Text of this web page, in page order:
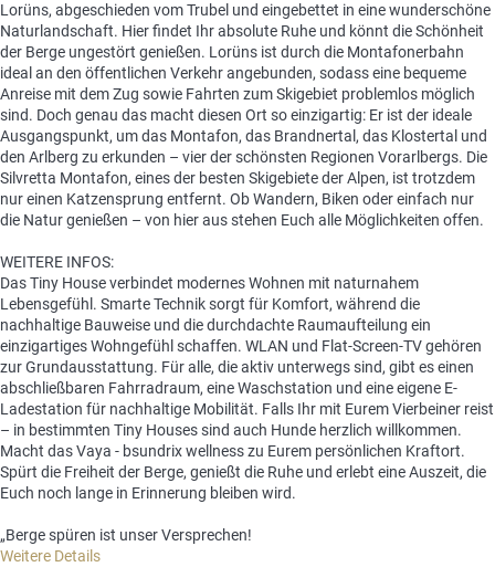
Lorüns, abgeschieden vom Trubel und eingebettet in eine wunderschöne
Naturlandschaft. Hier findet Ihr absolute Ruhe und könnt die Schönheit
der Berge ungestört genießen. Lorüns ist durch die Montafonerbahn
ideal an den öffentlichen Verkehr angebunden, sodass eine bequeme
Anreise mit dem Zug sowie Fahrten zum Skigebiet problemlos möglich
sind. Doch genau das macht diesen Ort so einzigartig: Er ist der ideale
Ausgangspunkt, um das Montafon, das Brandnertal, das Klostertal und
den Arlberg zu erkunden – vier der schönsten Regionen Vorarlbergs. Die
Silvretta Montafon, eines der besten Skigebiete der Alpen, ist trotzdem
nur einen Katzensprung entfernt. Ob Wandern, Biken oder einfach nur
die Natur genießen – von hier aus stehen Euch alle Möglichkeiten offen.
WEITERE INFOS:
Das Tiny House verbindet modernes Wohnen mit naturnahem
Lebensgefühl. Smarte Technik sorgt für Komfort, während die
nachhaltige Bauweise und die durchdachte Raumaufteilung ein
einzigartiges Wohngefühl schaffen. WLAN und Flat-Screen-TV gehören
zur Grundausstattung. Für alle, die aktiv unterwegs sind, gibt es einen
abschließbaren Fahrradraum, eine Waschstation und eine eigene E-
Ladestation für nachhaltige Mobilität. Falls Ihr mit Eurem Vierbeiner reist
– in bestimmten Tiny Houses sind auch Hunde herzlich willkommen.
Macht das Vaya - bsundrix wellness zu Eurem persönlichen Kraftort.
Spürt die Freiheit der Berge, genießt die Ruhe und erlebt eine Auszeit, die
Euch noch lange in Erinnerung bleiben wird.
„Berge spüren ist unser Versprechen!
Weitere Details